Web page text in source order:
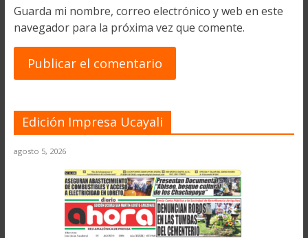
Guarda mi nombre, correo electrónico y web en este
navegador para la próxima vez que comente.
Edición Impresa Ucayali
agosto 5, 2026